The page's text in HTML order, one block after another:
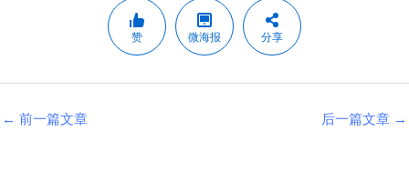
赞 微海报 分享
← 前一篇文章 后一篇文章 →